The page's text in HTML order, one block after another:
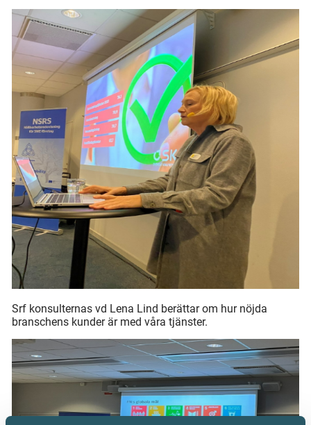
Srf konsulternas vd Lena Lind berättar om hur nöjda
branschens kunder är med våra tjänster.